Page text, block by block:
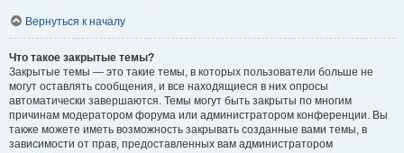
Вернуться к началу
Что такое закрытые темы?
Закрытые темы — это такие темы, в которых пользователи больше не
могут оставлять сообщения, и все находящиеся в них опросы
автоматически завершаются. Темы могут быть закрыты по многим
причинам модератором форума или администратором конференции. Вы
также можете иметь возможность закрывать созданные вами темы, в
зависимости от прав, предоставленных вам администратором